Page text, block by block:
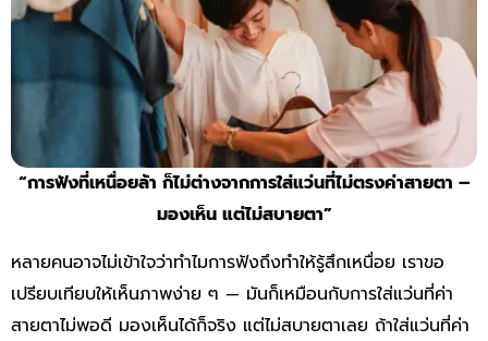
“การฟังที่เหนื่อยล้า ก็ไม่ต่างจากการใส่แว่นที่ไม่ตรงค่าสายตา –
มองเห็น แต่ไม่สบายตา”
หลายคนอาจไม่เข้าใจว่าทำไมการฟังถึงทำให้รู้สึกเหนื่อย เราขอ
เปรียบเทียบให้เห็นภาพง่าย ๆ — มันก็เหมือนกับการใส่แว่นที่ค่า
สายตาไม่พอดี มองเห็นได้ก็จริง แต่ไม่สบายตาเลย ถ้าใส่แว่นที่ค่า